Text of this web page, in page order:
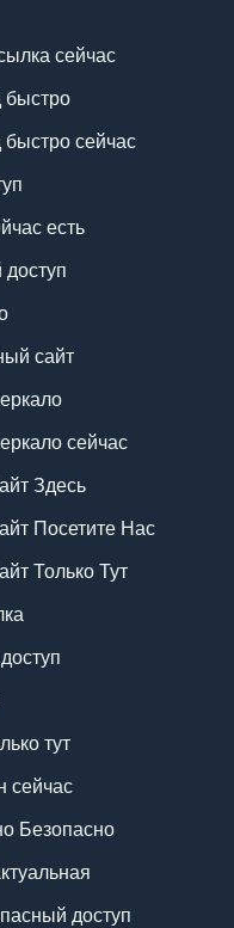
сейчас
быстро
сейчас
есть
сайт
сейчас
Здесь
Посетите Нас
Только Тут
тут
сейчас
Безопасно
доступ